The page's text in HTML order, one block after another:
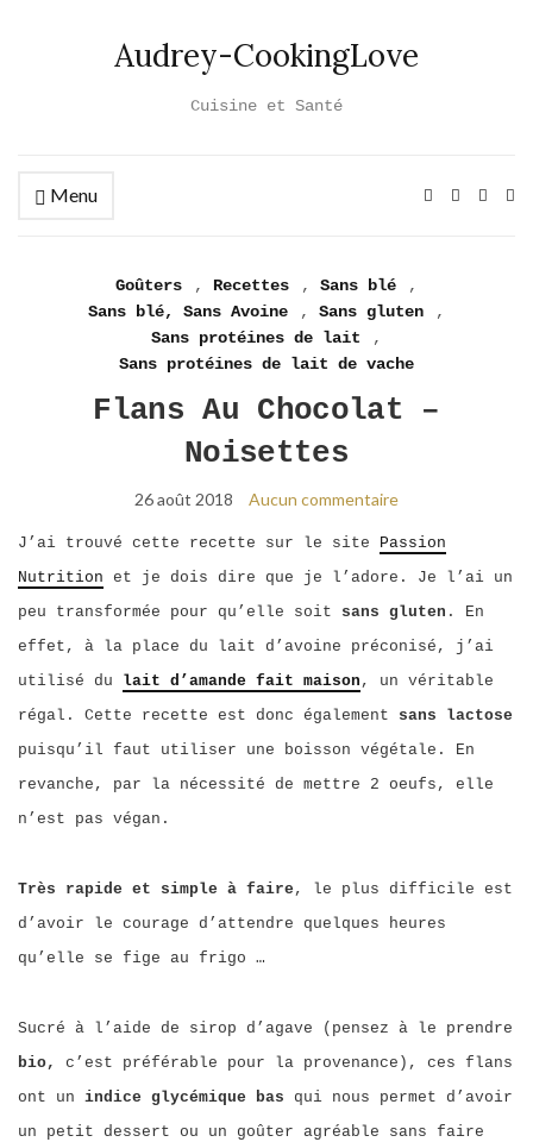
Audrey-CookingLove
Cuisine et Santé
Menu
Goûters , Recettes , Sans blé
,
Sans blé, Sans Avoine
, Sans gluten
,
Sans protéines de lait
,
Sans protéines de lait de vache
Flans Au Chocolat –
Noisettes
26 août 2018 Aucun commentaire
J’ai trouvé cette recette sur le site Passion
Nutrition et je dois dire que je l’adore. Je l’ai un
peu transformée pour qu’elle soit sans gluten . En
effet, à la place du lait d’avoine préconisé, j’ai
utilisé du lait d’amande fait maison , un véritable
régal. Cette recette est donc également sans lactose
puisqu’il faut utiliser une boisson végétale. En
revanche, par la nécessité de mettre 2 oeufs, elle
n’est pas végan.
Très rapide et simple à faire , le plus difficile est
d’avoir le courage d’attendre quelques heures
qu’elle se fige au frigo …
Sucré à l’aide de sirop d’agave (pensez à le prendre
bio, c’est préférable pour la provenance), ces flans
ont un indice glycémique bas qui nous permet d’avoir
un petit dessert ou un goûter agréable sans faire